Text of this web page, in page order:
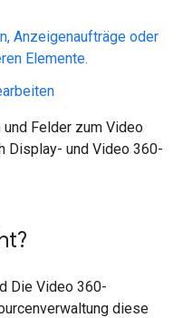
Anzeigenaufträge oder
Elemente.
und Felder zum Video
Display- und Video 360-
Die Video 360-
diese